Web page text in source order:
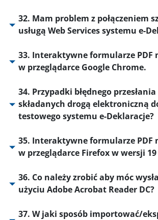
32. Mam problem z połączeniem
usługą Web Services systemu e-
33. Interaktywne formularze PDF
w przeglądarce Google Chrome.
34. Przypadki błędnego
składanych drogą elektroniczną
testowego systemu e-Deklaracje?
35. Interaktywne formularze PDF
w przeglądarce Firefox w wersji
36. Co należy zrobić aby móc
użyciu Adobe Acrobat Reader DC?
37. W jaki sposób importować/